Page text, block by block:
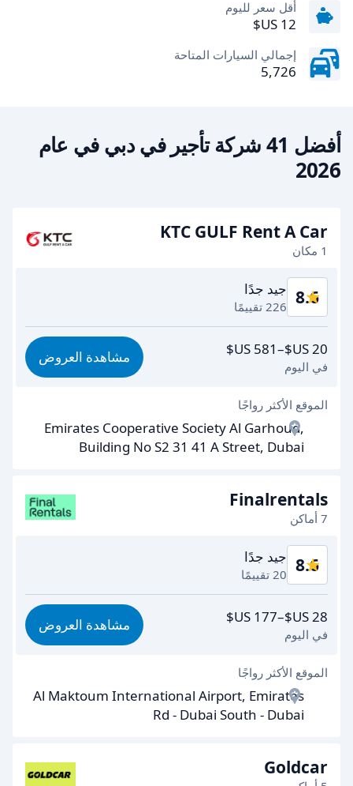
أقل سعر لليوم
إجمالي السيارات المتاحة
5,726
أفضل 41 شركة تأجير في دبي في عام
2026
KTC GULF Rent A Car
1 مكان
8.6 جيد جدًا
226 تقييمًا
8.4
سهولة الوصول 8.7
تعاون الوكلاء
سرعة الاستلام
نظافة السيارة 8.8
حالة السيارة
في اليوم
مشاهدة العروض
الموقع الأكثر رواجًا
Emirates Cooperative Society Al Garhoud,
Building No S2 31 41 A Street, Dubai
Finalrentals
7 أماكن
8.6 جيد جدًا
20 تقييمًا
8.6
سهولة الوصول 8.5
تعاون الوكلاء
سرعة الاستلام
نظافة السيارة 8.6
في اليوم
مشاهدة العروض
الموقع الأكثر رواجًا
Al Maktoum International Airport, Emirates
Rd - Dubai South - Dubai
Goldcar